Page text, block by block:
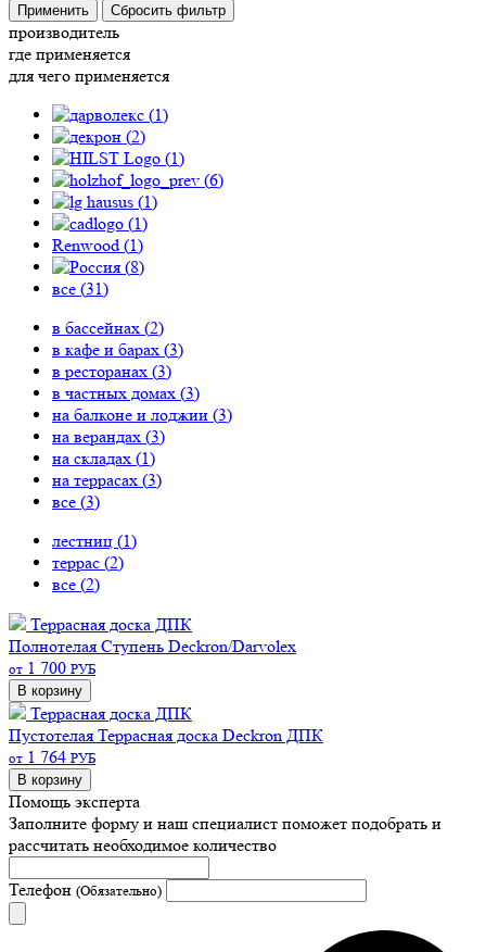
Применить Сбросить фильтр
производитель
где применяется
для чего применяется
(1)
(2)
(1)
(6)
(1)
(1)
Renwood (1)
(8)
все (31)
в бассейнах (2)
в кафе и барах (3)
в ресторанах (3)
в частных домах (3)
на балконе и лоджии (3)
на верандах (3)
на складах (1)
на террасах (3)
все (3)
лестниц (1)
террас (2)
все (2)
Террасная доска ДПК
Полнотелая Ступень Deckron/Darvolex
от 1 700 РУБ
В корзину
Террасная доска ДПК
Пустотелая Террасная доска Deckron ДПК
от 1 764 РУБ
В корзину
Помощь эксперта
Заполните форму и наш специалист поможет подобрать и
рассчитать необходимое количество
Телефон (Обязательно)